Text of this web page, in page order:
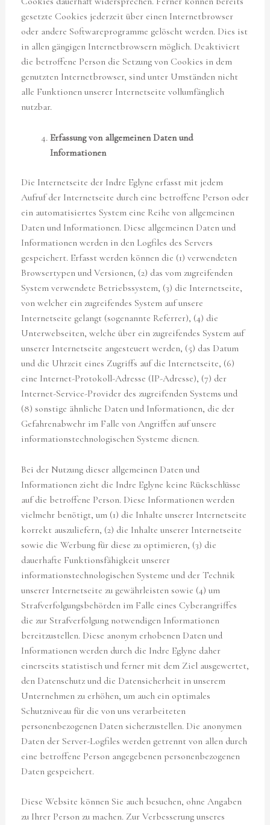
gesetzte Cookies jederzeit über einen Internetbrowser
oder andere Softwareprogramme gelöscht werden. Dies ist
in allen gängigen Internetbrowsern möglich. Deaktiviert
die betroffene Person die Setzung von Cookies in dem
genutzten Internetbrowser, sind unter Umständen nicht
alle Funktionen unserer Internetseite vollumfänglich
nutzbar.
Erfassung von allgemeinen Daten und
Informationen
Die Internetseite der Indre Eglyne erfasst mit jedem
Aufruf der Internetseite durch eine betroffene Person oder
ein automatisiertes System eine Reihe von allgemeinen
Daten und Informationen. Diese allgemeinen Daten und
Informationen werden in den Logfiles des Servers
gespeichert. Erfasst werden können die (1) verwendeten
Browsertypen und Versionen, (2) das vom zugreifenden
System verwendete Betriebssystem, (3) die Internetseite,
von welcher ein zugreifendes System auf unsere
Internetseite gelangt (sogenannte Referrer), (4) die
Unterwebseiten, welche über ein zugreifendes System auf
unserer Internetseite angesteuert werden, (5) das Datum
und die Uhrzeit eines Zugriffs auf die Internetseite, (6)
eine Internet-Protokoll-Adresse (IP-Adresse), (7) der
Internet-Service-Provider des zugreifenden Systems und
(8) sonstige ähnliche Daten und Informationen, die der
Gefahrenabwehr im Falle von Angriffen auf unsere
informationstechnologischen Systeme dienen.
Bei der Nutzung dieser allgemeinen Daten und
Informationen zieht die Indre Eglyne keine Rückschlüsse
auf die betroffene Person. Diese Informationen werden
vielmehr benötigt, um (1) die Inhalte unserer Internetseite
korrekt auszuliefern, (2) die Inhalte unserer Internetseite
sowie die Werbung für diese zu optimieren, (3) die
dauerhafte Funktionsfähigkeit unserer
informationstechnologischen Systeme und der Technik
unserer Internetseite zu gewährleisten sowie (4) um
Strafverfolgungsbehörden im Falle eines Cyberangriffes
die zur Strafverfolgung notwendigen Informationen
bereitzustellen. Diese anonym erhobenen Daten und
Informationen werden durch die Indre Eglyne daher
einerseits statistisch und ferner mit dem Ziel ausgewertet,
den Datenschutz und die Datensicherheit in unserem
Unternehmen zu erhöhen, um auch ein optimales
Schutzniveau für die von uns verarbeiteten
personenbezogenen Daten sicherzustellen. Die anonymen
Daten der Server-Logfiles werden getrennt von allen durch
eine betroffene Person angegebenen personenbezogenen
Daten gespeichert.
Diese Website können Sie auch besuchen, ohne Angaben
zu Ihrer Person zu machen. Zur Verbesserung unseres